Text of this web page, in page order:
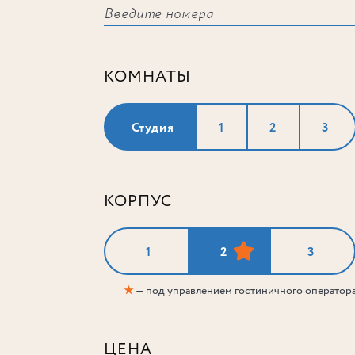
КОМНАТЫ
Студия 1 2 3
КОРПУС
1 2 3
★— под управлением гостиничного
ЦЕНА